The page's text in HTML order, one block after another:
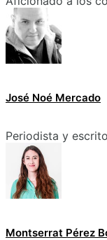
José Noé Mercado
Periodista y
Montserrat Pérez